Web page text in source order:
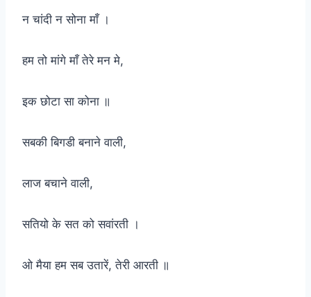
न चांदी न सोना माँ ।
हम तो मांगे माँ तेरे मन मे,
इक छोटा सा कोना ॥
सबकी बिगडी बनाने वाली,
लाज बचाने वाली,
सतियो के सत को सवांरती ।
ओ मैया हम सब उतारें, तेरी आरती ॥